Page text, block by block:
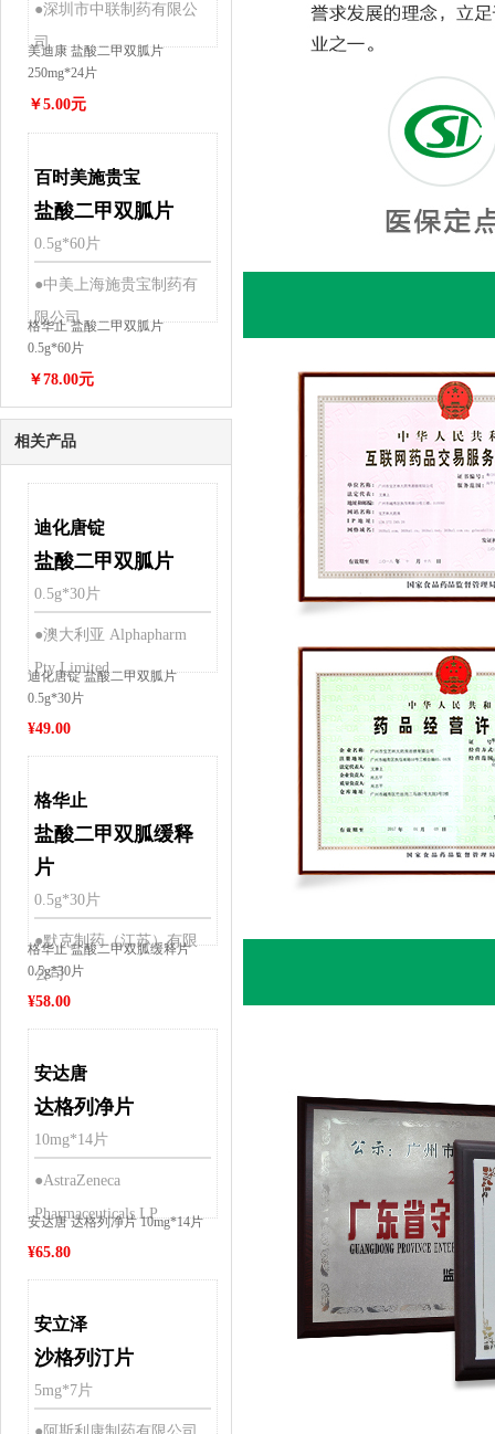
●深圳市中联制药有限公
司
美迪康 盐酸二甲双胍片
250mg*24片
￥5.00元
百时美施贵宝
盐酸二甲双胍片
0.5g*60片
●中美上海施贵宝制药有
限公司
格华止 盐酸二甲双胍片
0.5g*60片
￥78.00元
相关产品
迪化唐锭
盐酸二甲双胍片
0.5g*30片
●澳大利亚 Alphapharm
Pty Limited
迪化唐锭 盐酸二甲双胍片
0.5g*30片
¥49.00
格华止
盐酸二甲双胍缓释
片
0.5g*30片
●默克制药（江苏）有限
公司
格华止 盐酸二甲双胍缓释片
0.5g*30片
¥58.00
安达唐
达格列净片
10mg*14片
●AstraZeneca
Pharmaceuticals LP
安达唐 达格列净片 10mg*14片
¥65.80
安立泽
沙格列汀片
5mg*7片